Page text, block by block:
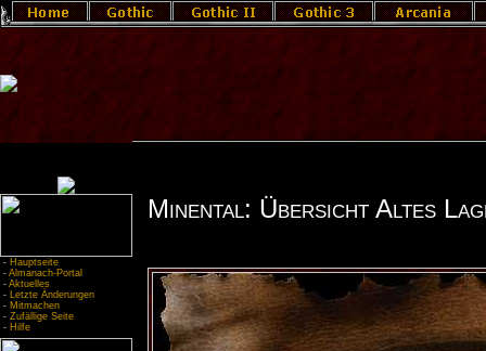
- Hauptseite
- Almanach-Portal
- Aktuelles
- Letzte Änderungen
- Mitmachen
- Zufällige Seite
- Hilfe
Minental: Übersicht Altes